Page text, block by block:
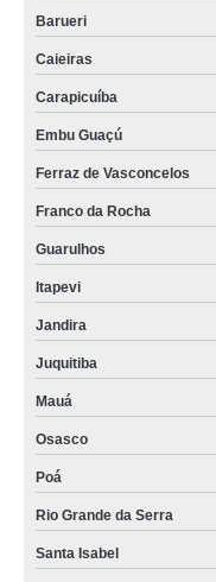
onde comprar reator de vidro
reator de vidro comprar
reator de vidro para
onde comprar reator de
reator de vidro Jundiaí
busco por reator de vidro
busco por reator de vidro
onde comprar reator químico
reator de vidro para
onde comprar reator químico
onde comprar reator de vidro
reator encamisado vidro
Barueri
Caieiras
Carapicuíba
Embu Guaçú
Ferraz de Vasconcelos
Franco da Rocha
Guarulhos
Itapevi
Jandira
Juquitiba
Mauá
Osasco
Poá
Rio Grande da Serra
Santa Isabel